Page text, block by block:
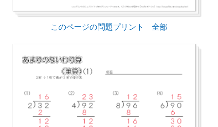
このページの問題プリント 全部